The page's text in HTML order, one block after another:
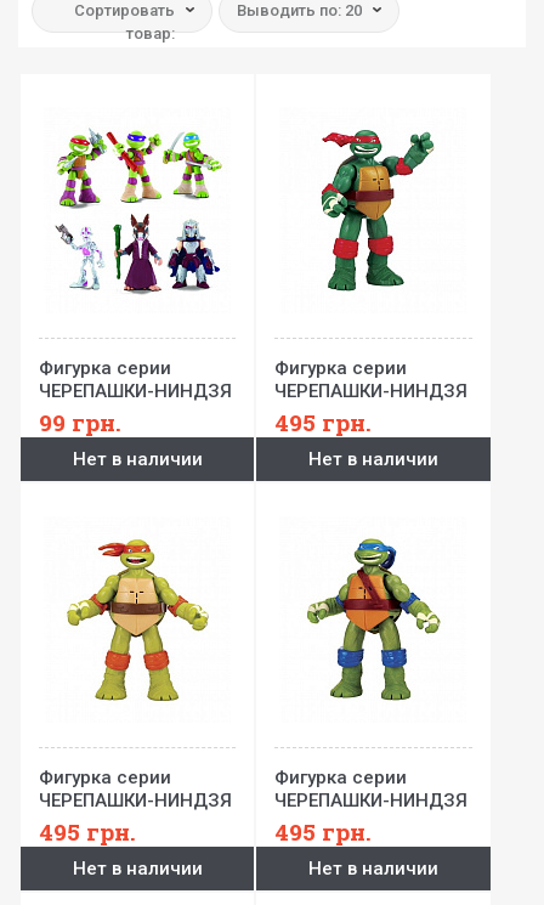
Сортировать
товар:
Выводить по: 20
Фигурка серии
ЧЕРЕПАШКИ-НИНДЗЯ
(5 точек
артикуляции, в
диспенсере,
ассорти, 6 см)
99 грн.
Нет в наличии
Фигурка серии
ЧЕРЕПАШКИ-НИНДЗЯ
С БОЕВЫМИ
ЗВУКОВЫМИ
ЭФФЕКТАМИ -
Рафаэль (15 см)
495 грн.
Нет в наличии
Фигурка серии
ЧЕРЕПАШКИ-НИНДЗЯ
С БОЕВЫМИ
ЗВУКОВЫМИ
ЭФФЕКТАМИ -
Микеланджело (15
495 грн.
Нет в наличии
Фигурка серии
ЧЕРЕПАШКИ-НИНДЗЯ
С БОЕВЫМИ
ЗВУКОВЫМИ
ЭФФЕКТАМИ -
Леонардо (15 см)
495 грн.
Нет в наличии